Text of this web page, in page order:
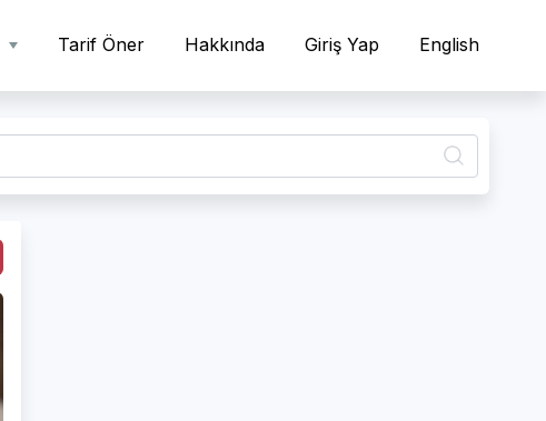
Tarif Öner Hakkında Giriş Yap English